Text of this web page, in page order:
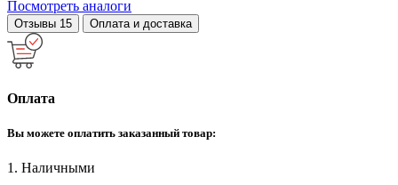
Посмотреть аналоги
Отзывы 15 Оплата и доставка
Оплата
Вы можете оплатить заказанный товар:
1. Наличными